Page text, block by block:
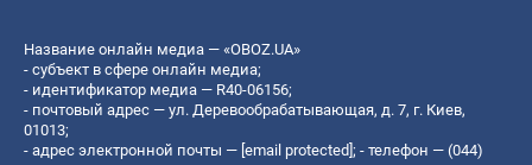
Название онлайн медиа — «OBOZ.UA»
- субъект в сфере онлайн медиа;
- идентификатор медиа — R40-06156;
- почтовый адрес — ул. Деревообрабатывающая, д. 7, г. Киев,
01013;
- адрес электронной почты — [email protected] ; - телефон — (044)